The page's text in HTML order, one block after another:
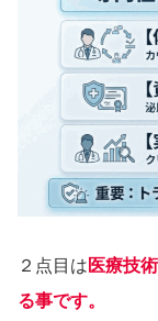
２点目は 医療技
る事です。